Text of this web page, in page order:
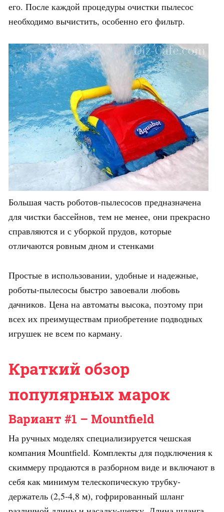
его. После каждой процедуры очистки пылесос
необходимо вычистить, особенно его фильтр.
Большая часть роботов-пылесосов предназначена
для чистки бассейнов, тем не менее, они прекрасно
справляются и с уборкой прудов, которые
отличаются ровным дном и стенками
Простые в использовании, удобные и надежные,
роботы-пылесосы быстро завоевали любовь
дачников. Цена на автоматы высока, поэтому при
всех их преимуществам приобретение подводных
игрушек не всем по карману.
Краткий обзор
популярных марок
Вариант #1 – Mountfield
На ручных моделях специализируется чешская
компания Mountfield. Комплекты для подключения к
скиммеру продаются в разборном виде и включают в
себя как минимум телескопическую трубку-
держатель (2,5-4,8 м), гофрированный шланг